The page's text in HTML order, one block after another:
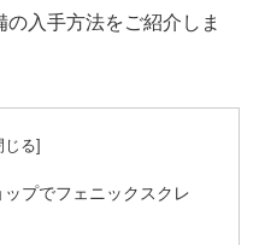
入手方法をご紹介しま
プでフェニックスクレ